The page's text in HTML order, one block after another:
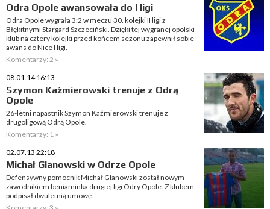
Odra Opole awansowała do I ligi
Odra Opole wygrała 3:2 w meczu 30. kolejki II ligi z
Błękitnymi Stargard Szczeciński. Dzięki tej wygranej opolski
klub na cztery kolejki przed końcem sezonu zapewnił sobie
awans do Nice I ligi.
Komentarzy: 2 »
08.01.14 16:13
Szymon Kaźmierowski trenuje z Odrą
Opole
26-letni napastnik Szymon Kaźmierowski trenuje z
drugoligową Odrą Opole.
Komentarzy: 1 »
02.07.13 22:18
Michał Glanowski w Odrze Opole
Defensywny pomocnik Michał Glanowski został nowym
zawodnikiem beniaminka drugiej ligi Odry Opole. Z klubem
podpisał dwuletnią umowę.